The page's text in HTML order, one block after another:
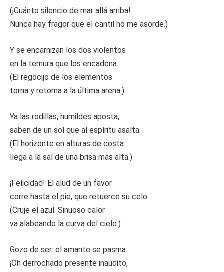
(¡Cuánto silencio de mar allá arriba!
Nunca hay fragor que el cantil no me asorde.)
Y se encarnizan los dos violentos
en la ternura que los encadena.
(El regocijo de los elementos
torna y retorna a la última arena.)
Ya las rodillas, humildes aposta,
saben de un sol que al espíritu asalta.
(El horizonte en alturas de costa
llega a la sal de una brisa más alta.)
¡Felicidad! El alud de un favor
corre hasta el pie, que retuerce su celo.
(Cruje el azul. Sinuoso calor
va alabeando la curva del cielo.)
Gozo de ser: el amante se pasma.
¡Oh derrochado presente inaudito,